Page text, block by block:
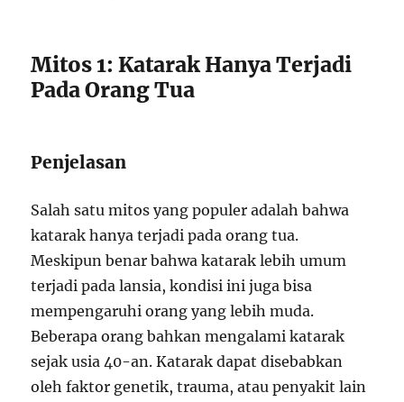
Mitos 1: Katarak Hanya Terjadi
Pada Orang Tua
Penjelasan
Salah satu mitos yang populer adalah bahwa
katarak hanya terjadi pada orang tua.
Meskipun benar bahwa katarak lebih umum
terjadi pada lansia, kondisi ini juga bisa
mempengaruhi orang yang lebih muda.
Beberapa orang bahkan mengalami katarak
sejak usia 40-an. Katarak dapat disebabkan
oleh faktor genetik, trauma, atau penyakit lain